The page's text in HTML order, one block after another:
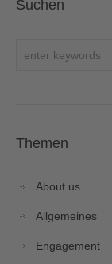
Suchen
Themen
About us
Allgemeines
Engagement